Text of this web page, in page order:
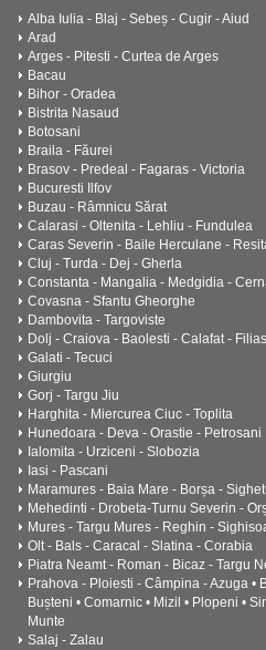
Alba Iulia - Blaj - Sebeș - Cugir - Aiud
Arad
Arges - Pitesti - Curtea de Arges
Bacau
Bihor - Oradea
Bistrita Nasaud
Botosani
Braila - Făurei
Brasov - Predeal - Fagaras - Victoria
Bucuresti Ilfov
Buzau - Râmnicu Sărat
Calarasi - Oltenita - Lehliu - Fundulea
Caras Severin - Baile Herculane -
Cluj - Turda - Dej - Gherla
Constanta - Mangalia - Medgidia -
Covasna - Sfantu Gheorghe
Dambovita - Targoviste
Dolj - Craiova - Baolesti - Calafat -
Galati - Tecuci
Giurgiu
Gorj - Targu Jiu
Harghita - Miercurea Ciuc - Toplita
Hunedoara - Deva - Orastie - Petrosani
Ialomita - Urziceni - Slobozia
Iasi - Pascani
Maramures - Baia Mare - Borșa -
Mehedinti - Drobeta-Turnu Severin -
Mures - Targu Mures - Reghin -
Olt - Bals - Caracal - Slatina - Corabia
Piatra Neamt - Roman - Bicaz - Targu
Prahova - Ploiesti - Câmpina - Azuga •
Bușteni • Comarnic • Mizil • Plopeni •
Munte
Salaj - Zalau